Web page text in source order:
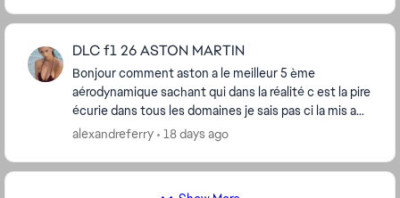
DLC f1 26 ASTON MARTIN
Bonjour comment aston a le meilleur 5 ème
aérodynamique sachant qui dans la réalité c est la pire
écurie dans tous les domaines je sais pas ci la mis a
jour des écurie étais faite
alexandreferry 18 days ago